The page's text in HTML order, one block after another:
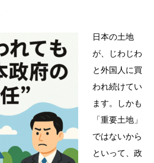
日本の土地
が、じわじわ
と外国人に買
われ続けてい
ます。しかも
「重要土地」
ではないから
といって、政